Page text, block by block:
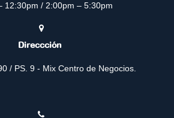
12:30pm / 2:00pm – 5:30pm
Direccción
/ PS. 9 - Mix Centro de Negocios.